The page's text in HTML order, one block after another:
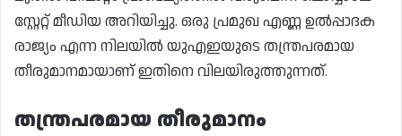
സ്റ്റേറ്റ് മീഡിയ അറിയിച്ചു. ഒരു പ്രമുഖ എണ്ണ ഉൽപ്പാദക
രാജ്യം എന്ന നിലയിൽ യുഎഇയുടെ തന്ത്രപരമായ
തീരുമാനമായാണ് ഇതിനെ വിലയിരുത്തുന്നത്.
തന്ത്രപരമായ തീരുമാനം